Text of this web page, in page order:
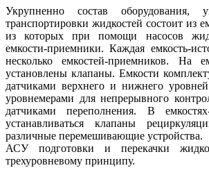
Укрупненно состав оборудования,
транспортировки жидкостей состоит из
из которых при помощи насосов
емкости-приемники. Каждая емкость-
несколько емкостей-приемников. На
установлены клапаны. Емкости
датчиками верхнего и нижнего
уровнемерами для непрерывного
датчиками переполнения. В
устанавливаться клапаны
различные перемешивающие устройства.
АСУ подготовки и перекачки
трехуровневому принципу.